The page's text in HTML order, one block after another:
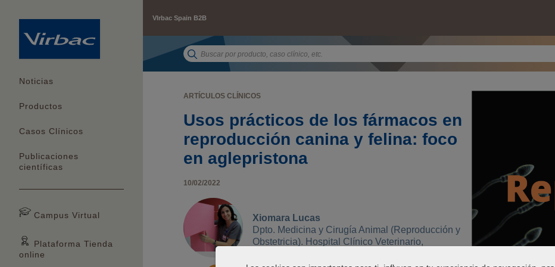
Noticias
Productos
Casos Clínicos
Publicaciones
científicas
Campus Virtual
Plataforma Tienda
online
VIrbac Spain B2B
ARTÍCULOS CLÍNICOS
Usos prácticos de los fármacos en
reproducción canina y felina: foco
en aglepristona
10/02/2022
Xiomara Lucas
Dpto. Medicina y Cirugía Animal (Reproducción y
Obstetricia). Hospital Clínico Veterinario,